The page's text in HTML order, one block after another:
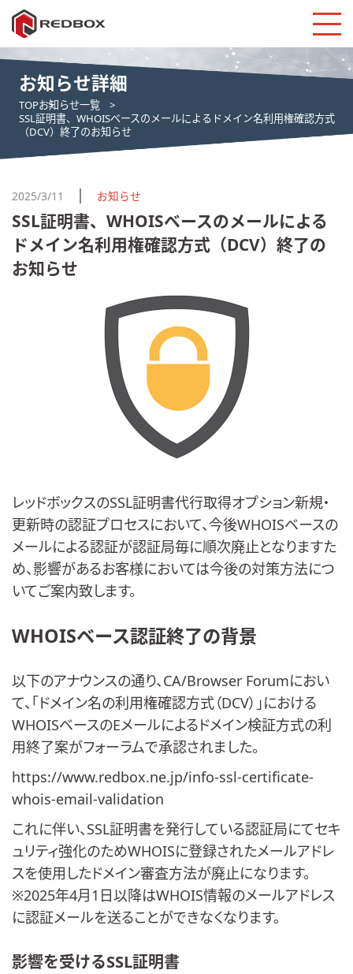
お知らせ詳細
TOPお知らせ一覧
SSL証明書、WHOISベースのメールによるドメイン名利用権確認方式
（DCV）終了のお知らせ
2025/3/11 お知らせ
SSL証明書、WHOISベースのメールによる
ドメイン名利用権確認方式（DCV）終了の
お知らせ
レッドボックスのSSL証明書代行取得オプション新規・
更新時の認証プロセスにおいて、今後WHOISベースの
メールによる認証が認証局毎に順次廃止となりますた
め、影響があるお客様においては今後の対策方法につ
いてご案内致します。
WHOISベース認証終了の背景
以下のアナウンスの通り、CA/Browser Forumにおい
て、「ドメイン名の利用権確認方式（DCV）」における
WHOISベースのEメールによるドメイン検証方式の利
用終了案がフォーラムで承認されました。
https://www.redbox.ne.jp/info-ssl-certificate-
whois-email-validation
これに伴い、SSL証明書を発行している認証局にてセキ
ュリティ強化のためWHOISに登録されたメールアドレ
スを使用したドメイン審査方法が廃止になります。
※2025年4月1日以降はWHOIS情報のメールアドレス
に認証メールを送ることができなくなります。
影響を受けるSSL証明書